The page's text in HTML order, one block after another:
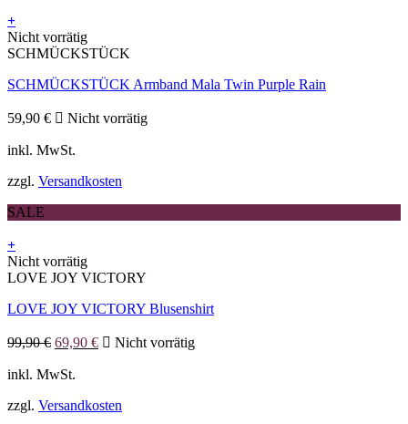
Produktseite
gewählt
werden
+
Nicht vorrätig
SCHMÜCKSTÜCK
SCHMÜCKSTÜCK Armband Mala Twin Purple Rain
59,90 € Nicht vorrätig
inkl. MwSt.
zzgl. Versandkosten
SALE
+
Dieses
Produkt
mehrere
auf.
Optionen
auf
Nicht vorrätig
LOVE JOY VICTORY
LOVE JOY VICTORY Blusenshirt
99,90€ Ursprünglicher
war:
69,90 €Aktueller
Nicht vorrätig
inkl. MwSt.
zzgl. Versandkosten